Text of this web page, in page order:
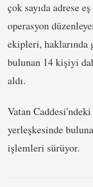
çok sayıda adrese
operasyon
ekipleri, haklarında
bulunan 14 kişiyi
aldı.
Vatan
yerleşkesinde
işlemleri sürüyor.